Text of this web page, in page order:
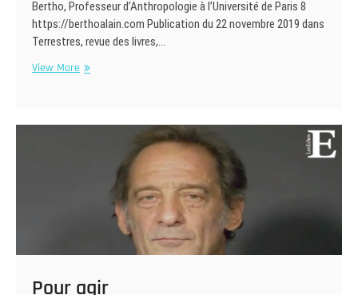
Bertho, Professeur d’Anthropologie à l’Université de Paris 8
https://berthoalain.com Publication du 22 novembre 2019 dans
Terrestres, revue des livres,…
View MoreEffondrement
Pour agir